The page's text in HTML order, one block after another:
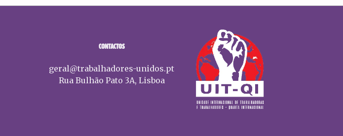
CONTACTOS
geral@trabalhadores-unidos.pt
Rua Bulhão Pato 3A, Lisboa